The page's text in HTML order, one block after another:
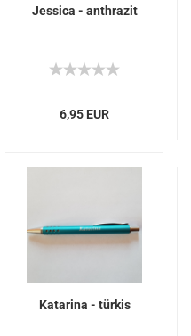
Jessica - anthrazit
6,95 EUR
Katarina - türkis